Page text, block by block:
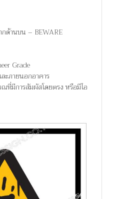
กด้านบน – BEWARE
Grade
ะภายนอกอาคาร
ที่มีการสัมผัสโดยตรง หรือมีไอ